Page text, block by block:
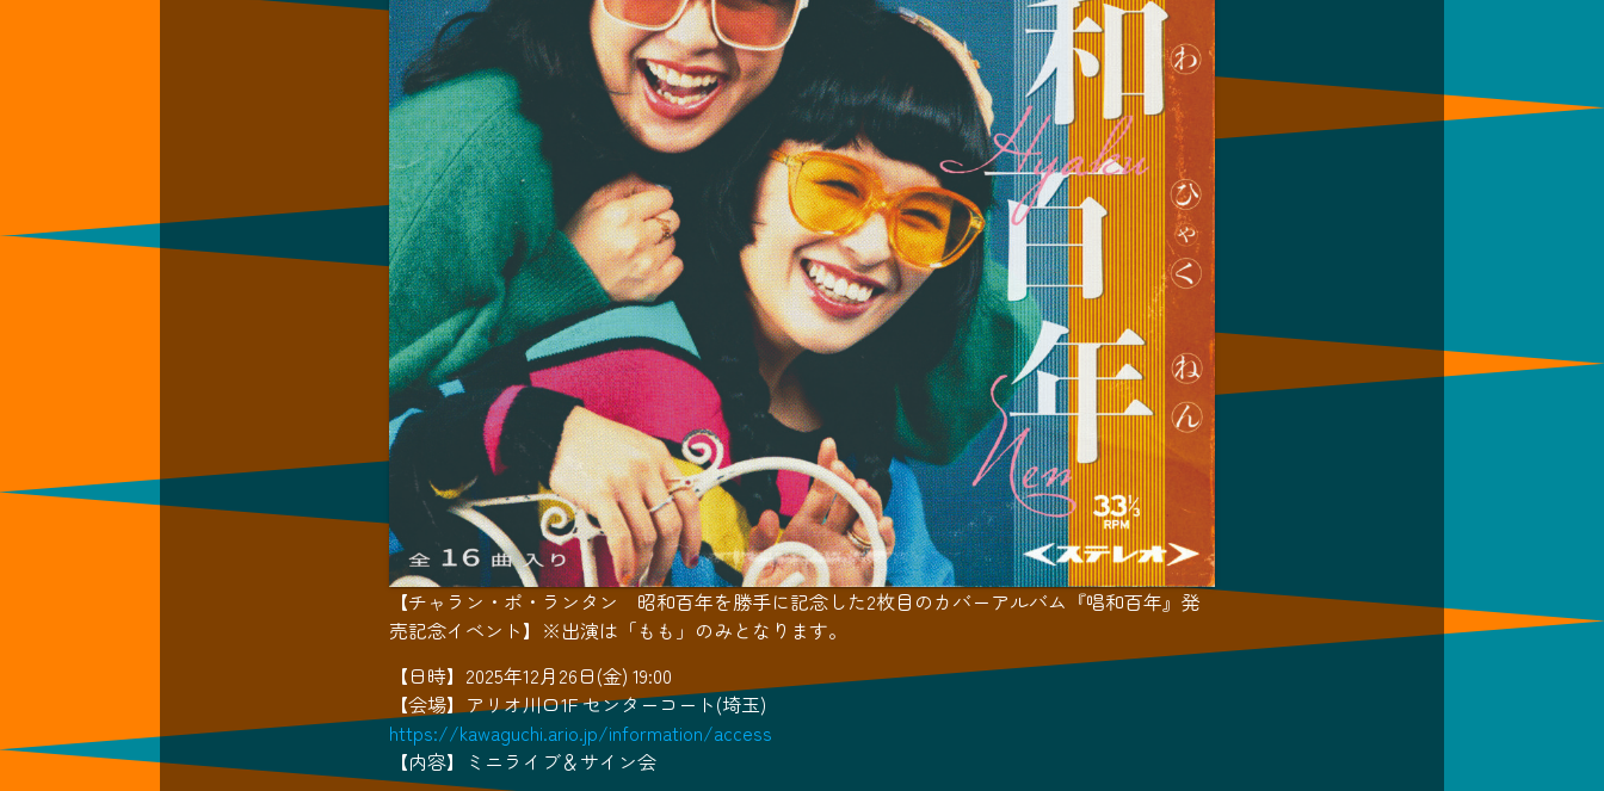
【チャラン・ポ・ランタン 昭和百年を勝手に記念した2枚目のカバーアルバム『唱和百年』発
売記念イベント】※出演は「もも」のみとなります。
【日時】2025年12月26日(金) 19:00
【会場】アリオ川口1F センターコート(埼玉)
https://kawaguchi.ario.jp/information/access
【内容】ミニライブ＆サイン会